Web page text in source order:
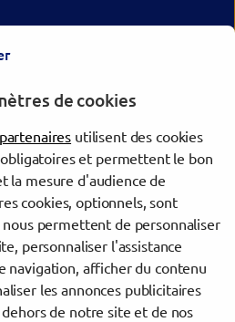
Populaire
de cookies
utilisent des cookies
et permettent le bon
la mesure d'audience de
cookies, optionnels, sont
nous permettent de personnaliser
personnaliser l'assistance
navigation, afficher du contenu
les annonces publicitaires
de notre site et de nos